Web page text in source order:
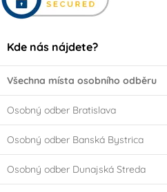
Kde nás nájdete?
Všechna místa osobního odběru
Osobný odber Bratislava
Osobný odber Banská Bystrica
Osobný odber Dunajská Streda